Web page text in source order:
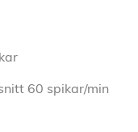
60 spikar/min